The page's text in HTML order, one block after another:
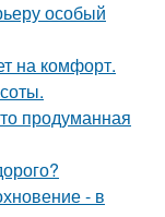
особый
на комфорт.
продуманная
- в